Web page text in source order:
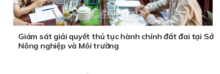
Giám sát giải quyết thủ tục hành chính đất đai tại Sở
Nông nghiệp và Môi trường